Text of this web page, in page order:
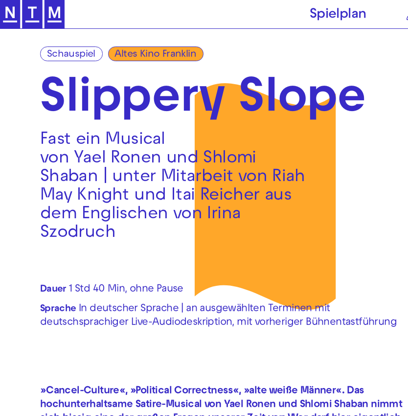
Zur Hauptnavigation springen Zum Hauptinhalt springen
Spielplan
Schauspiel Altes Kino Franklin
Slippery Slope
Fast ein Musical
von Yael Ronen und Shlomi
Shaban | unter Mitarbeit von Riah
May Knight und Itai Reicher aus
dem Englischen von Irina
Szodruch
Dauer 1 Std 40 Min, ohne Pause
Sprache In deutscher Sprache | an ausgewählten Terminen mit
deutschsprachiger Live-Audiodeskription, mit vorheriger Bühnentastführung
»Cancel-Culture«, »Political Correctness«, »alte weiße Männer«. Das
hochunterhaltsame Satire-Musical von Yael Ronen und Shlomi Shaban nimmt